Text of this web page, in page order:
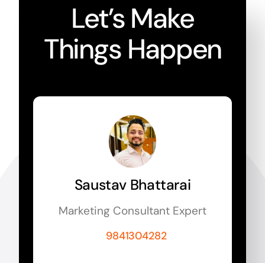
Let’s Make
Things Happen
Saustav Bhattarai
Marketing Consultant Expert
9841304282